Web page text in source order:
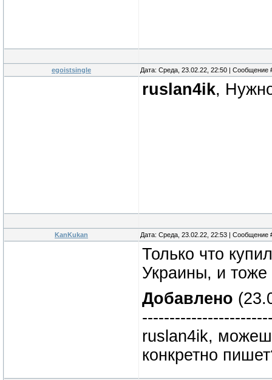
egoistsingle Дата: Среда, 23.02.22, 22:50 | Сообщение
ruslan4ik,
KanKukan Дата: Среда, 23.02.22, 22:53 | Сообщение
Только что
Украины, и тоже
Добавлено
ruslan4ik,
конкретно